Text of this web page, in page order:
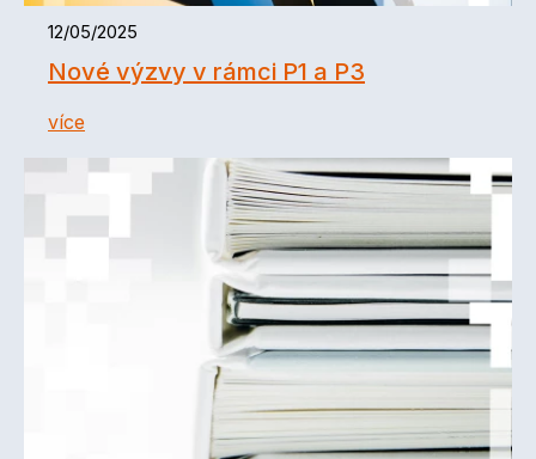
12/05/2025
Nové výzvy v rámci P1 a P3
více